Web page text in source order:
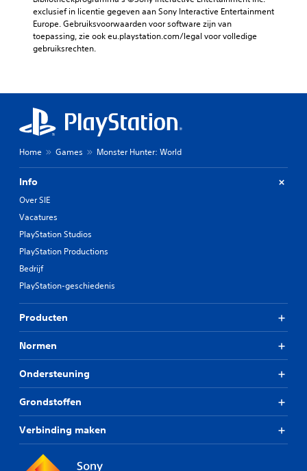
exclusief in licentie gegeven aan Sony Interactive Entertainment
Europe. Gebruiksvoorwaarden voor software zijn van
toepassing, zie ook eu.playstation.com/legal voor volledige
gebruiksrechten.
Home Games Monster Hunter: World
Info
Over SIE
Vacatures
PlayStation Studios
PlayStation Productions
Bedrijf
PlayStation-geschiedenis
Producten
Normen
Ondersteuning
Grondstoffen
Verbinding maken